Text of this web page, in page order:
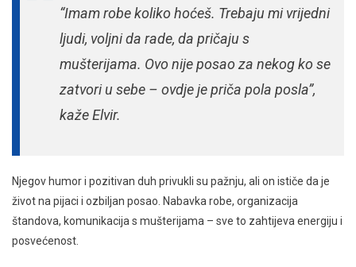
“Imam robe koliko hoćeš. Trebaju mi vrijedni
ljudi, voljni da rade, da pričaju s
mušterijama. Ovo nije posao za nekog ko se
zatvori u sebe – ovdje je priča pola posla”,
kaže Elvir.
Njegov humor i pozitivan duh privukli su pažnju, ali on ističe da je
život na pijaci i ozbiljan posao. Nabavka robe, organizacija
štandova, komunikacija s mušterijama – sve to zahtijeva energiju i
posvećenost.